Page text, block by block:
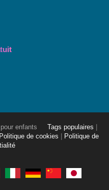
enfants Tags populaires
Politique de cookies
Politique de